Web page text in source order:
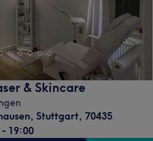
& Skincare
, Stuttgart, 70435
19:00